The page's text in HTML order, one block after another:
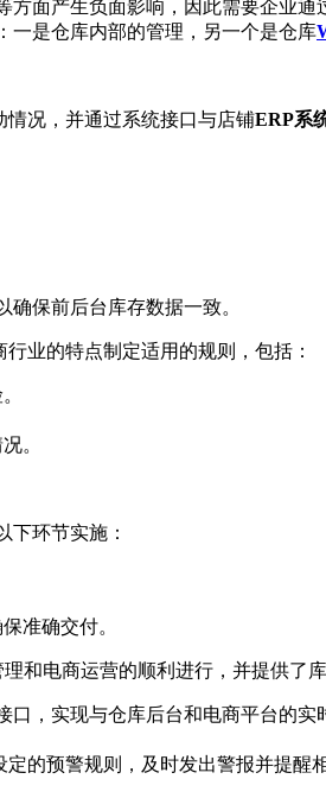
面产生负面影响，因此需要企业
一是仓库内部的管理，另一个是仓库
况，并通过系统接口与店铺ERP系
保前后台库存数据一致。
业的特点制定适用的规则，包括：
。
下环节实施：
准确交付。
和电商运营的顺利进行，并提供了
口，实现与仓库后台和电商平台的
的预警规则，及时发出警报并提